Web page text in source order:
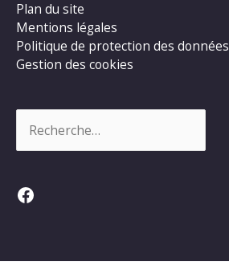
Plan du site
Mentions légales
Politique de protection des données
Gestion des cookies
Facebook